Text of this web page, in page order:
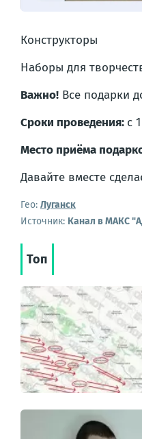
Конструкторы
Наборы для
Важно! Все подарки
Сроки проведения: с
Место приёма
Давайте вместе
Гео: Луганск
Источник: Канал в МАКС
Топ